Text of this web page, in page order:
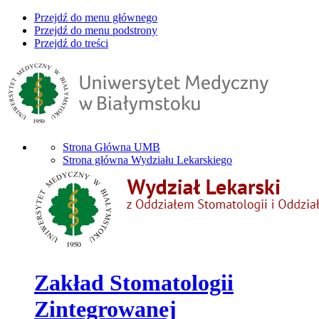
Przejdź do menu głównego
Przejdź do menu podstrony
Przejdź do treści
Strona Główna UMB
Strona główna Wydziału Lekarskiego
Zakład Stomatologii
Zintegrowanej